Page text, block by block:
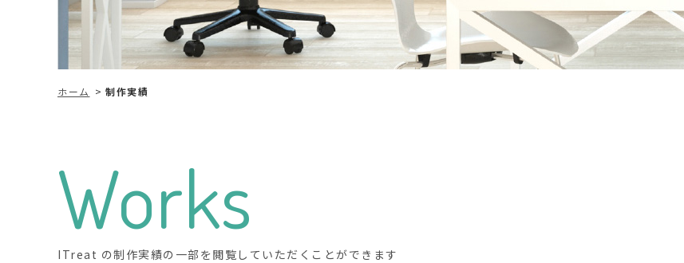
ホーム 制作実績
Works
ITreat の制作実績の一部を閲覧していただくことができます